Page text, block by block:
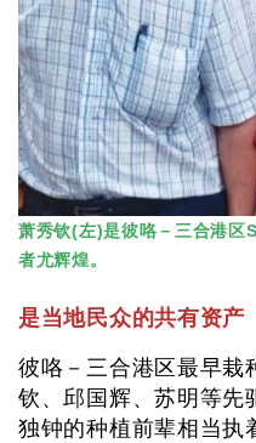
萧秀钦(左)是彼咯－三合港区
者尤辉煌。
是当地民众的共有资产
彼咯－三合港区最早栽
钦、邱国辉、苏明等先
独钟的种植前辈相当执